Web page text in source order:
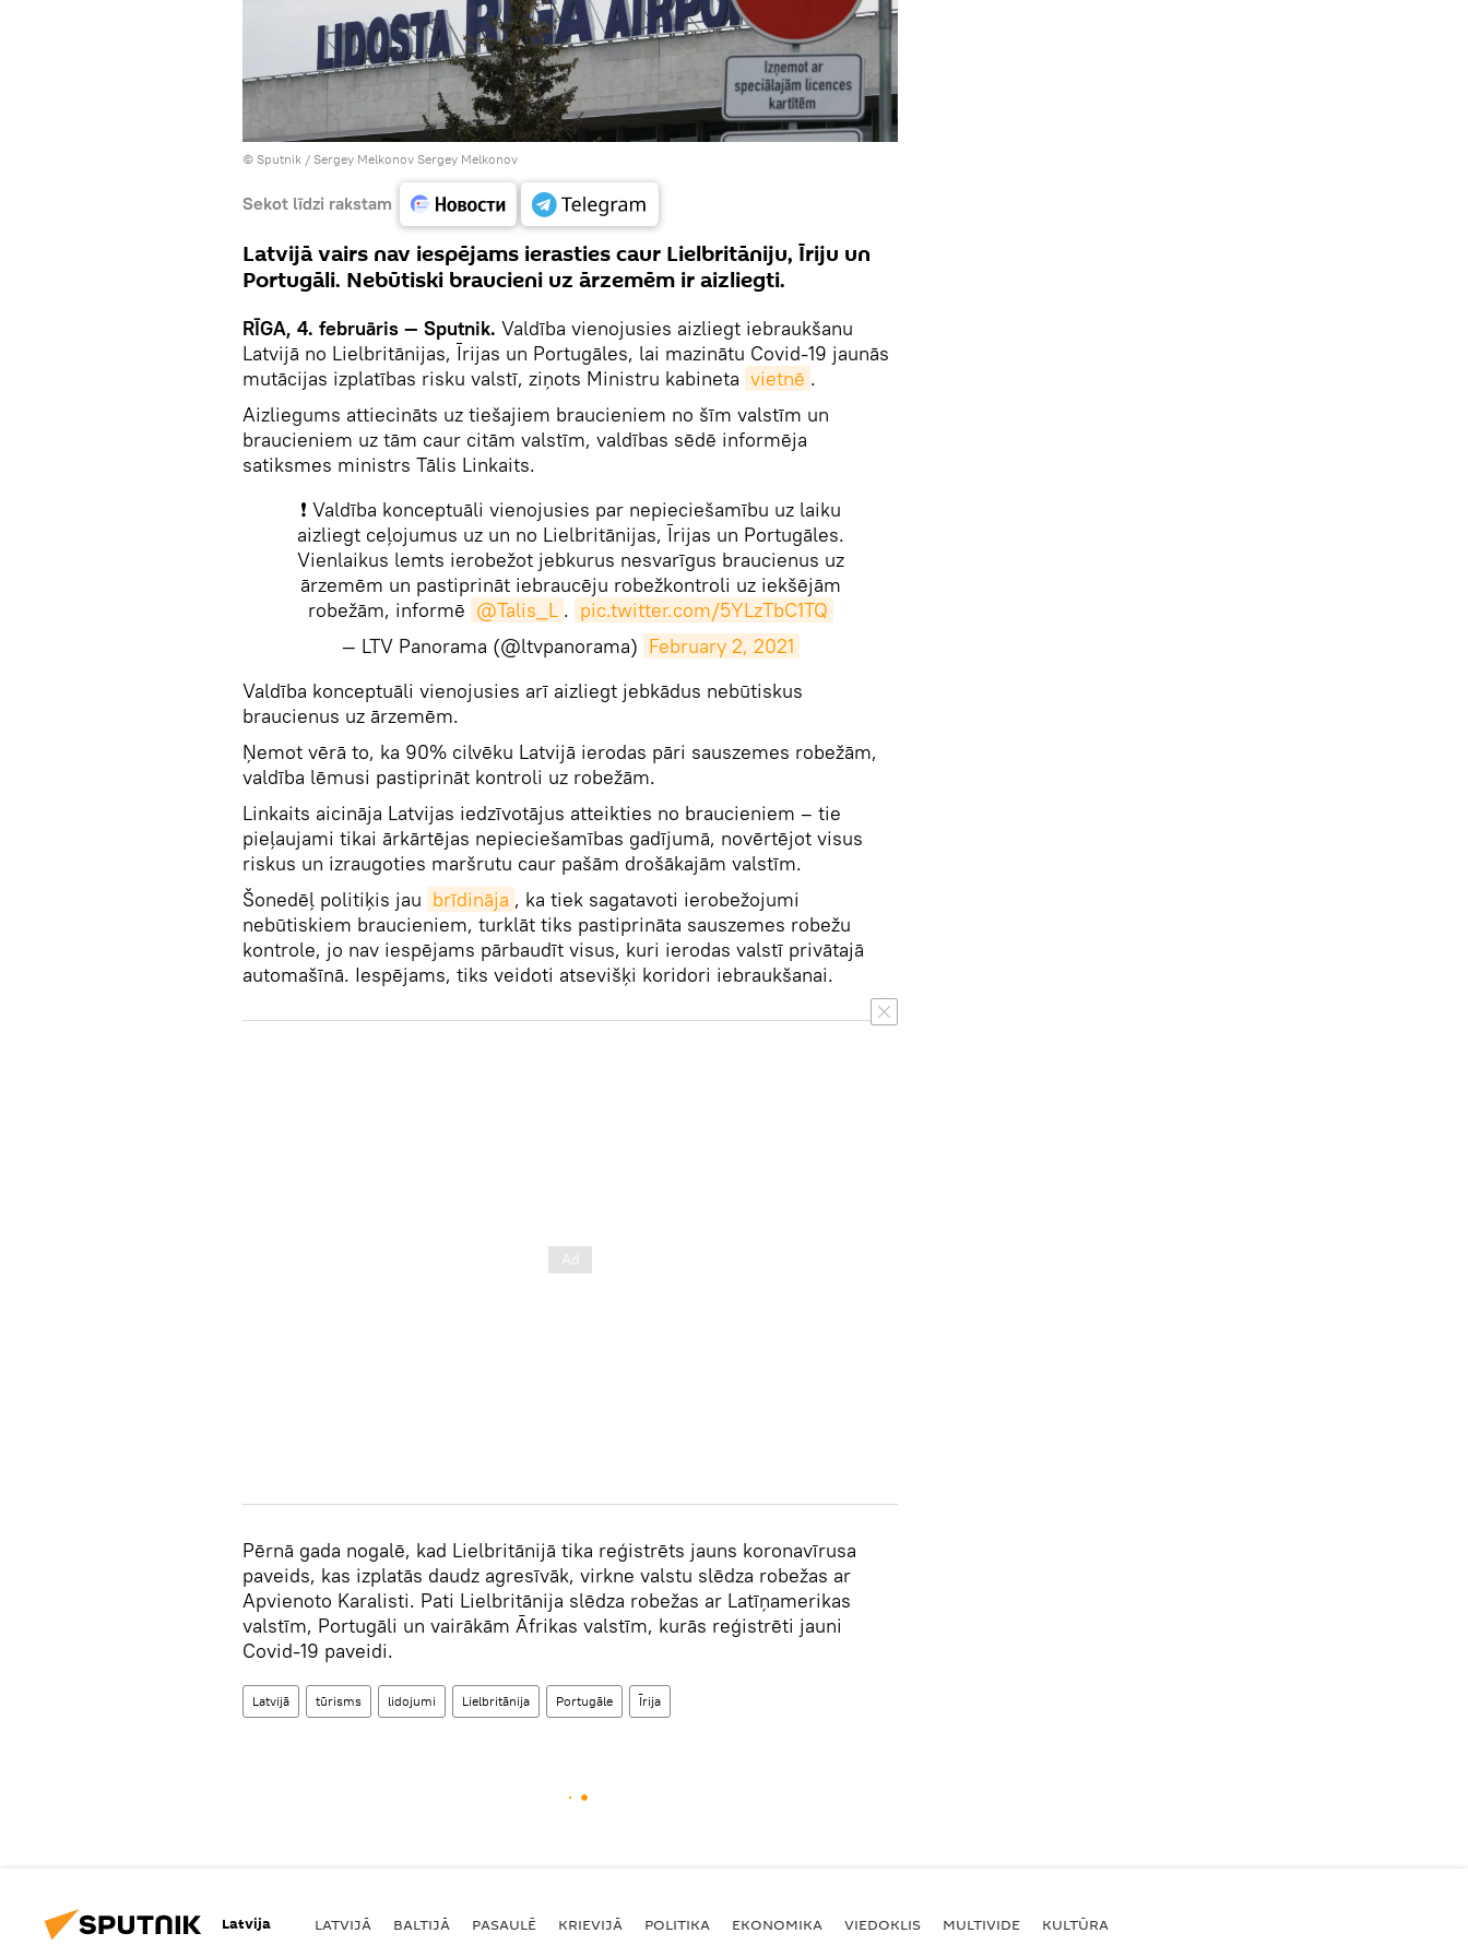
© Sputnik / Sergey Melkonov Sergey Melkonov
Sekot līdzi rakstam
Latvijā vairs nav iespējams ierasties caur Lielbritāniju, Īriju un
Portugāli. Nebūtiski braucieni uz ārzemēm ir aizliegti.
RĪGA, 4. februāris — Sputnik. Valdība vienojusies aizliegt iebraukšanu
Latvijā no Lielbritānijas, Īrijas un Portugāles, lai mazinātu Covid-19 jaunās
mutācijas izplatības risku valstī, ziņots Ministru kabineta vietnē .
Aizliegums attiecināts uz tiešajiem braucieniem no šīm valstīm un
braucieniem uz tām caur citām valstīm, valdības sēdē informēja
satiksmes ministrs Tālis Linkaits.
❗️ Valdība konceptuāli vienojusies par nepieciešamību uz laiku
aizliegt ceļojumus uz un no Lielbritānijas, Īrijas un Portugāles.
Vienlaikus lemts ierobežot jebkurus nesvarīgus braucienus uz
ārzemēm un pastiprināt iebraucēju robežkontroli uz iekšējām
robežām, informē @Talis_L . pic.twitter.com/5YLzTbC1TQ
— LTV Panorama (@ltvpanorama) February 2, 2021
​Valdība konceptuāli vienojusies arī aizliegt jebkādus nebūtiskus
braucienus uz ārzemēm.
Ņemot vērā to, ka 90% cilvēku Latvijā ierodas pāri sauszemes robežām,
valdība lēmusi pastiprināt kontroli uz robežām.
Linkaits aicināja Latvijas iedzīvotājus atteikties no braucieniem – tie
pieļaujami tikai ārkārtējas nepieciešamības gadījumā, novērtējot visus
riskus un izraugoties maršrutu caur pašām drošākajām valstīm.
Šonedēļ politiķis jau brīdināja , ka tiek sagatavoti ierobežojumi
nebūtiskiem braucieniem, turklāt tiks pastiprināta sauszemes robežu
kontrole, jo nav iespējams pārbaudīt visus, kuri ierodas valstī privātajā
automašīnā. Iespējams, tiks veidoti atsevišķi koridori iebraukšanai.
Pērnā gada nogalē, kad Lielbritānijā tika reģistrēts jauns koronavīrusa
paveids, kas izplatās daudz agresīvāk, virkne valstu slēdza robežas ar
Apvienoto Karalisti. Pati Lielbritānija slēdza robežas ar Latīņamerikas
valstīm, Portugāli un vairākām Āfrikas valstīm, kurās reģistrēti jauni
Covid-19 paveidi.
Latvijā tūrisms lidojumi Lielbritānija Portugāle Īrija
Latvija LATVIJĀ BALTIJĀ PASAULĒ KRIEVIJĀ POLITIKA EKONOMIKA VIEDOKLIS MULTIVIDE KULTŪRA